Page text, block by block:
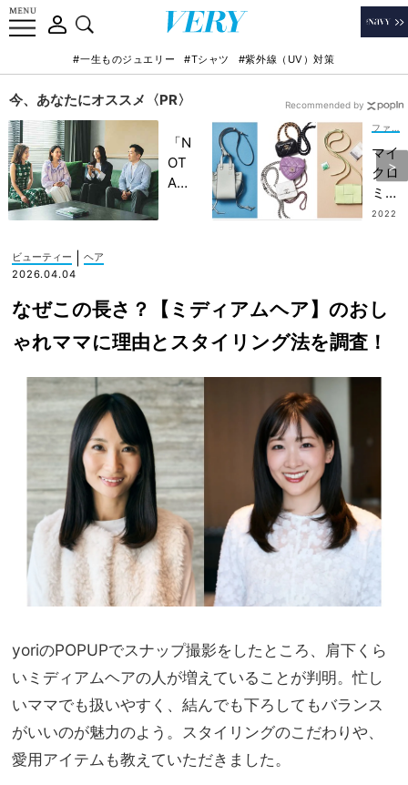
#一生ものジュエリー #Tシャツ #紫外線（UV）対策
今、あなたにオススメ〈PR〉
「N
OT
A
記憶
に一
生残
【極
上の
家族
旅】
を
マイ
クロ
ミニ
バッ
マが
注目
中！
ハイ
15
選
2022
Recommended by
ビューティー
ヘア
2026.04.04
なぜこの長さ？【ミディアムヘア】のおし
ゃれママに理由とスタイリング法を調査！
yoriのPOPUPでスナップ撮影をしたところ、肩下くら
いミディアムヘアの人が増えていることが判明。忙し
いママでも扱いやすく、結んでも下ろしてもバランス
がいいのが魅力のよう。スタイリングのこだわりや、
愛用アイテムも教えていただきました。